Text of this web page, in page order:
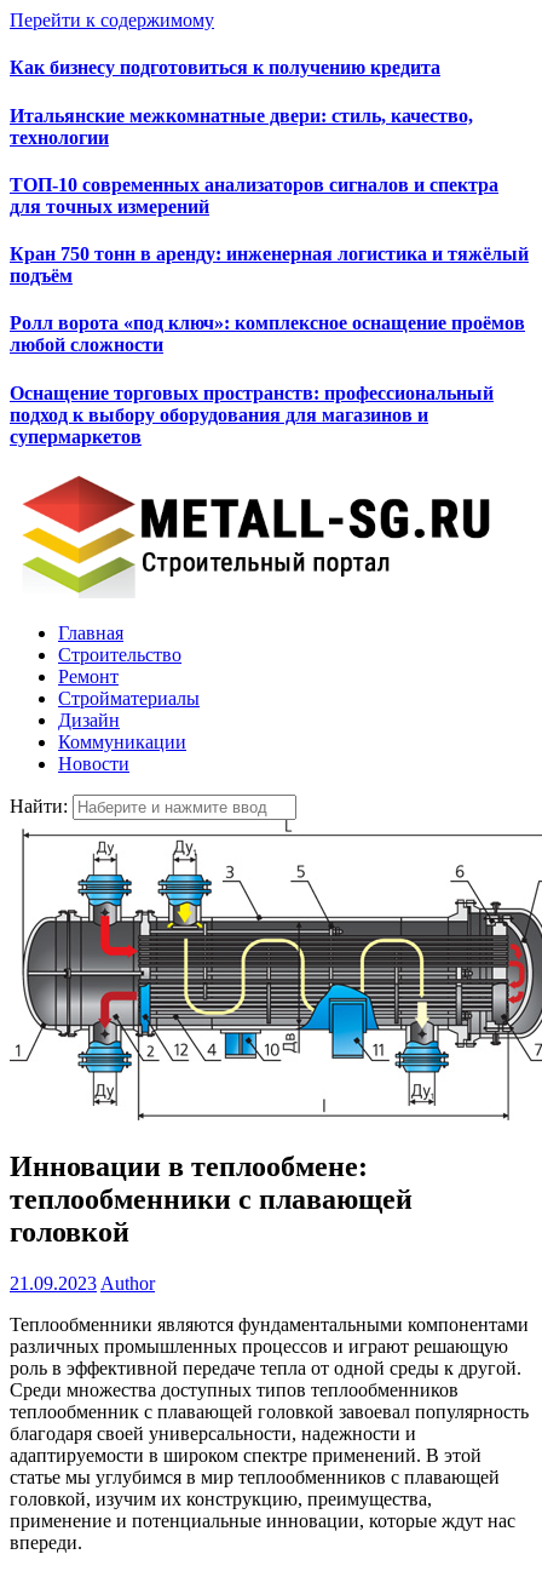
Перейти к содержимому
Как бизнесу подготовиться к получению кредита
Итальянские межкомнатные двери: стиль, качество,
технологии
ТОП-10 современных анализаторов сигналов и спектра
для точных измерений
Кран 750 тонн в аренду: инженерная логистика и тяжёлый
подъём
Ролл ворота «под ключ»: комплексное оснащение проёмов
любой сложности
Оснащение торговых пространств: профессиональный
подход к выбору оборудования для магазинов и
супермаркетов
Главная
Строительство
Ремонт
Стройматериалы
Дизайн
Коммуникации
Новости
Найти:
Инновации в теплообмене:
теплообменники с плавающей
головкой
21.09.2023 Author
Теплообменники являются фундаментальными компонентами
различных промышленных процессов и играют решающую
роль в эффективной передаче тепла от одной среды к другой.
Среди множества доступных типов теплообменников
теплообменник с плавающей головкой завоевал популярность
благодаря своей универсальности, надежности и
адаптируемости в широком спектре применений. В этой
статье мы углубимся в мир теплообменников с плавающей
головкой, изучим их конструкцию, преимущества,
применение и потенциальные инновации, которые ждут нас
впереди.